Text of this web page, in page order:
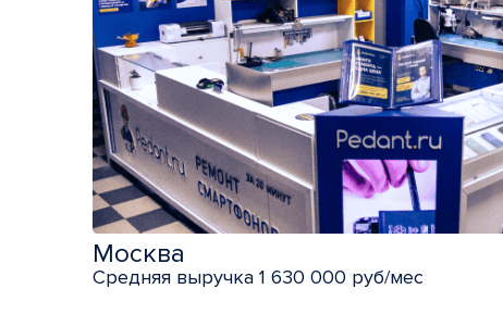
Москва
Средняя выручка 1 630 000 руб/мес